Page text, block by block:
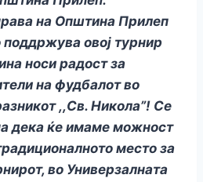
на Општина Прилеп
овој турнир
носи радост за
на фудбалот во
,,Св. Никола”! Се
дека ќе имаме можност
место за
во Универзалната